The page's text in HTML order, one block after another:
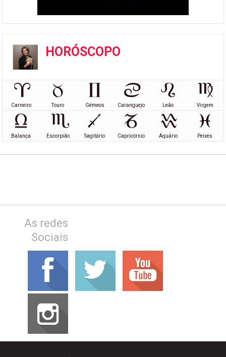
HORÓSCOPO
Carneiro Touro Gémeos Caranguejo Leão Virgem
Balança Escorpião Sagitário Capricórnio Aquário Peixes
As redes
Sociais